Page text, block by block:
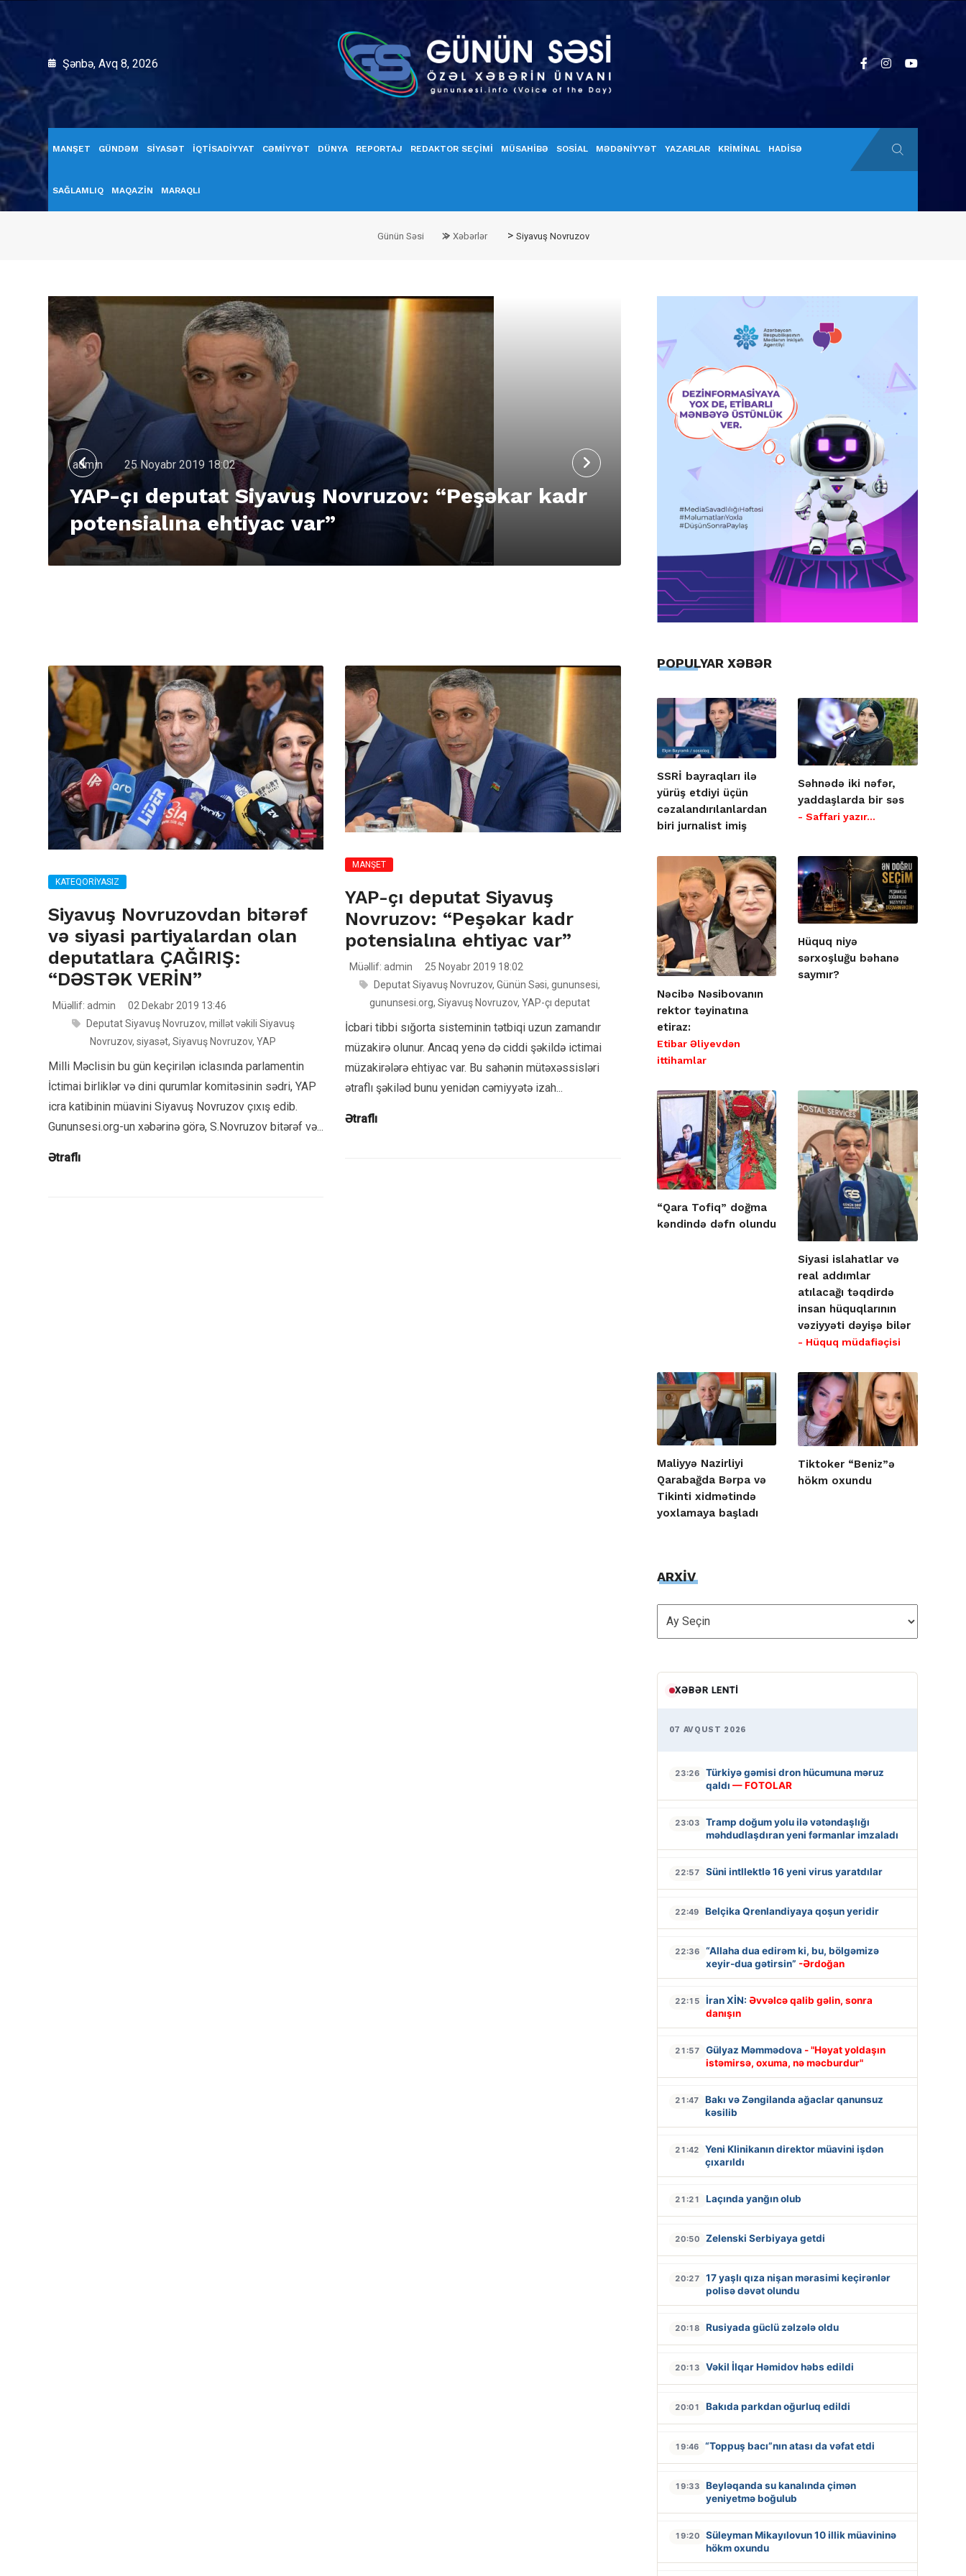
Şənbə, Avq 8, 2026
MANŞET GÜNDƏM SİYASƏT İQTİSADİYYAT CƏMİYYƏT DÜNYA REPORTAJ REDAKTOR SEÇİMİ MÜSAHİBƏ SOSİAL MƏDƏNİYYƏT YAZARLAR KRİMİNAL HADİSƏ
SAĞLAMLIQ MAQAZİN MARAQLI
Günün Səsi > Xəbərlər > Siyavuş Novruzov
admin 25 Noyabr 2019 18:02
YAP-çı deputat Siyavuş Novruzov: “Peşəkar kadr
potensialına ehtiyac var”
02 Dekabr 2019 13:46
Siyavuş Novruzovdan bitərəf
partiyalardan olan
“DƏSTƏK VERİN”
KATEQORIYASIZ
Siyavuş Novruzovdan bitərəf
və siyasi partiyalardan olan
deputatlara ÇAĞIRIŞ:
“DƏSTƏK VERİN”
Müəllif: admin
02 Dekabr 2019 13:46
Deputat Siyavuş Novruzov, millət vəkili Siyavuş
Novruzov,siyasət,Siyavuş Novruzov,YAP
Milli Məclisin bu gün keçirilən iclasında parlamentin
İctimai birliklər və dini qurumlar komitəsinin sədri, YAP
icra katibinin müavini Siyavuş Novruzov çıxış edib.
Gununsesi.org-un xəbərinə görə, S.Novruzov bitərəf və...
Ətraflı
MANŞET
YAP-çı deputat Siyavuş
Novruzov: “Peşəkar kadr
potensialına ehtiyac var”
Müəllif: admin
25 Noyabr 2019 18:02
Deputat Siyavuş Novruzov,Günün Səsi,gununsesi,
gununsesi.org,Siyavuş Novruzov,YAP-çı deputat
İcbari tibbi sığorta sisteminin tətbiqi uzun zamandır
müzakirə olunur. Ancaq yenə də ciddi şəkildə ictimai
müzakirələrə ehtiyac var. Bu sahənin mütəxəssisləri
ətraflı şəkiləd bunu yenidən cəmiyyətə izah...
Ətraflı
POPULYAR XƏBƏR
SSRİ bayraqları ilə
yürüş etdiyi üçün
cəzalandırılanlardan
biri jurnalist imiş
Səhnədə iki nəfər,
yaddaşlarda bir səs
- Saffari yazır…
Nəcibə Nəsibovanın
rektor təyinatına
etiraz:
Etibar Əliyevdən
ittihamlar
Hüquq niyə
sərxoşluğu bəhanə
saymır?
“Qara Tofiq” doğma
kəndində dəfn olundu
Siyasi islahatlar və
real addımlar
atılacağı təqdirdə
insan hüquqlarının
vəziyyəti dəyişə bilər
- Hüquq müdafiəçisi
Maliyyə Nazirliyi
Qarabağda Bərpa və
Tikinti xidmətində
yoxlamaya başladı
Tiktoker “Beniz”ə
hökm oxundu
ARXİV
ARXİV
XƏBƏR LENTI
07 AVQUST 2026
23:26
Türkiyə gəmisi dron hücumuna məruz
qaldı — FOTOLAR
23:03
Tramp doğum yolu ilə vətəndaşlığı
məhdudlaşdıran yeni fərmanlar imzaladı
22:57 Süni intllektlə 16 yeni virus yaratdılar
22:49 Belçika Qrenlandiyaya qoşun yeridir
22:36
“Allaha dua edirəm ki, bu, bölgəmizə
xeyir-dua gətirsin” -Ərdoğan
22:15 İran XİN: Əvvəlcə qalib gəlin, sonra
danışın
21:57 Gülyaz Məmmədova - "Həyat yoldaşın
istəmirsə, oxuma, nə məcburdur"
21:47
Bakı və Zəngilanda ağaclar qanunsuz
kəsilib
21:42
Yeni Klinikanın direktor müavini işdən
çıxarıldı
21:21 Laçında yanğın olub
20:50 Zelenski Serbiyaya getdi
20:27
17 yaşlı qıza nişan mərasimi keçirənlər
polisə dəvət olundu
20:18 Rusiyada güclü zəlzələ oldu
20:13 Vəkil İlqar Həmidov həbs edildi
20:01 Bakıda parkdan oğurluq edildi
19:46 “Toppuş bacı”nın atası da vəfat etdi
19:33
Beyləqanda su kanalında çimən
yeniyetmə boğulub
19:20
Süleyman Mikayılovun 10 illik müavininə
hökm oxundu